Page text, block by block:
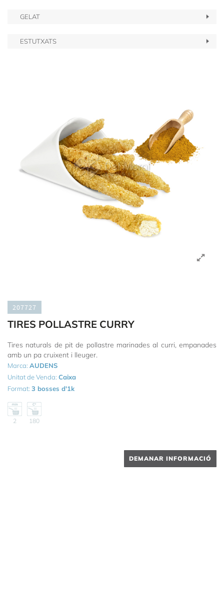
GELAT
ESTUTXATS
207727
TIRES POLLASTRE CURRY
Tires naturals de pit de pollastre marinades al curri, empanades
amb un pa cruixent i lleuger.
Marca: AUDENS
Unitat de Venda: Caixa
Format: 3 bosses d'1k
2 180
DEMANAR INFORMACIÓ